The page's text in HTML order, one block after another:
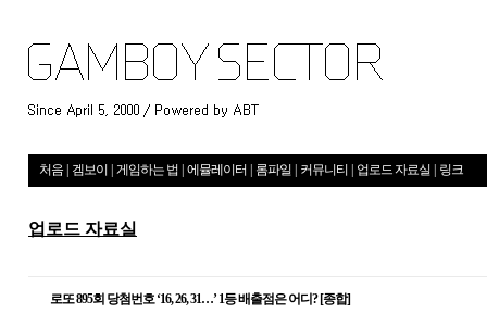
처음 겜보이 게임하는 법 에뮬레이터 롬파일 커뮤니티 업로드 자료실 링크
업로드 자료실
로또 895회 당첨번호 ‘16, 26, 31…’ 1등 배출점은 어디? [종합]